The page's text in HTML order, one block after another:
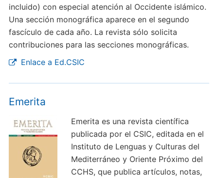
incluido) con especial atención al Occidente islámico.
Una sección monográfica aparece en el segundo
fascículo de cada año. La revista sólo solicita
contribuciones para las secciones monográficas.
Enlace a Ed.CSIC
Emerita
Emerita es una revista científica
publicada por el CSIC, editada en el
Instituto de Lenguas y Culturas del
Mediterráneo y Oriente Próximo del
CCHS, que publica artículos, notas,